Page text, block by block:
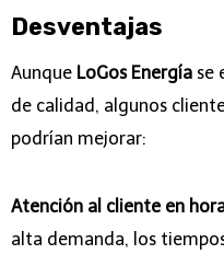
Desventajas
Aunque LoGos Energía se
de calidad, algunos
podrían mejorar:
Atención al cliente en
alta demanda, los